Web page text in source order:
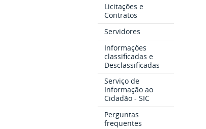
Licitações e
Contratos
Servidores
Informações
classificadas e
Desclassificadas
Serviço de
Informação ao
Cidadão - SIC
Perguntas
frequentes